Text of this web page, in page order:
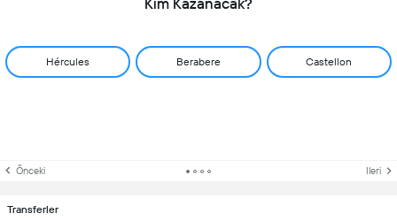
Kim Kazanacak?
Hércules Berabere Castellon
Önceki Ileri
Transferler